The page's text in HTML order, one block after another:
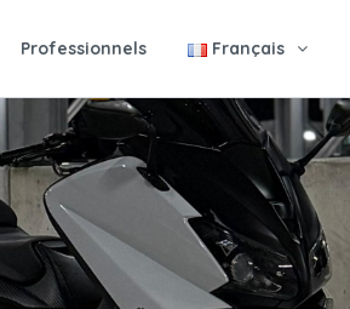
Professionnels Français